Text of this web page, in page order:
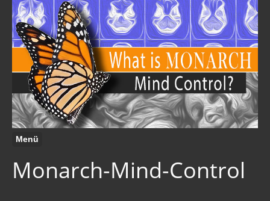
Menü
Monarch-Mind-Control